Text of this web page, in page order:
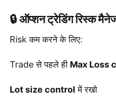
🔒 ऑप्शन ट्रेडिंग रिस्क
Risk कम करने के लिए:
Trade से पहले ही Max Loss
Lot size control में रखो